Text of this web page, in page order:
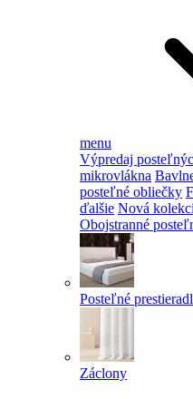
menu
Výpredaj
mikrovlákna
posteľné obliečky
ďalšie Nová
Obojstranné
Posteľné
Záclony